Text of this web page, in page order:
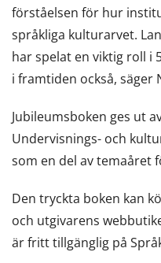
förståelsen för hur
språkliga kulturarvet.
har spelat en viktig roll i
i framtiden också, säger
Jubileumsboken ges ut
Undervisnings- och
som en del av temaåret
Den tryckta boken kan
och utgivarens
är fritt tillgänglig på